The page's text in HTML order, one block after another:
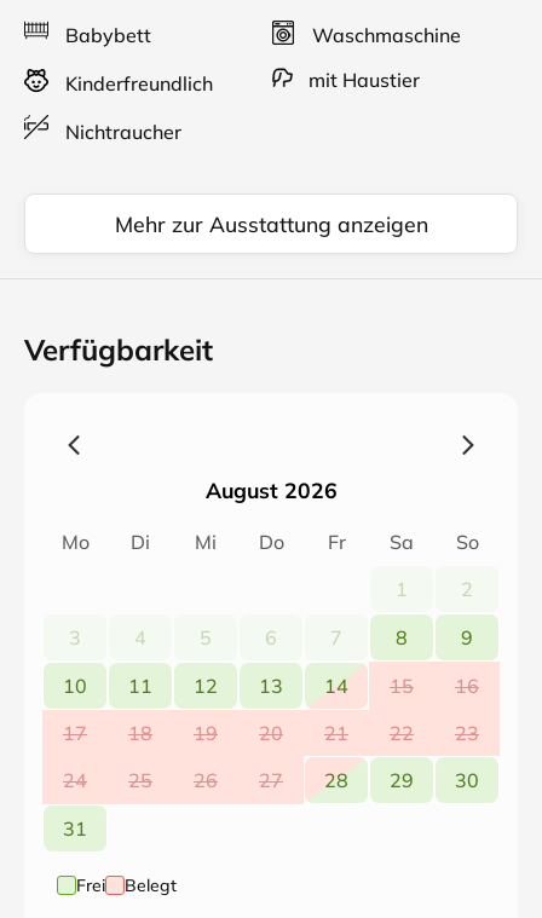
Babybett
Waschmaschine
Kinderfreundlich
mit Haustier
Nichtraucher
Mehr zur Ausstattung anzeigen
Verfügbarkeit
August 2026
Mo Di Mi Do Fr Sa
So
1
2
3
4 5 6 7 8
9
10
11 12 13 14 15
16
17
18 19 20 21 22
23
24
25 26 27 28 29
30
31
Frei Belegt